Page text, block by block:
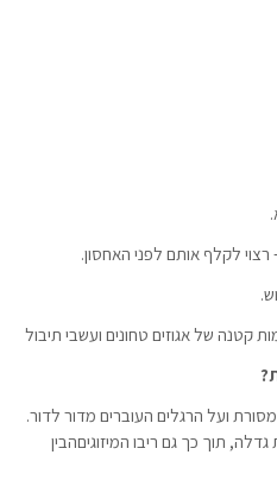
רצוי לקלף אותם לפני האחסון.
קטנה של אגוזים טחונים ועשבי תיבול
ועל הרגלים העוברים מדור לדור.
תוך כך גם ריבו המיזוגיםהבין